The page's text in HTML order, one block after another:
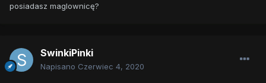
posiadasz maglownicę?
SwinkiPinki
Napisano Czerwiec 4, 2020